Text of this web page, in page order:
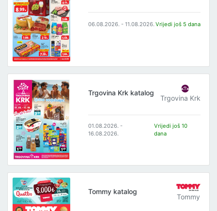
06.08.2026. - 11.08.2026. Vrijedi još 5 dana
Trgovina Krk katalog
Trgovina Krk
01.08.2026. -
16.08.2026.
Vrijedi još 10
dana
Tommy katalog
Tommy